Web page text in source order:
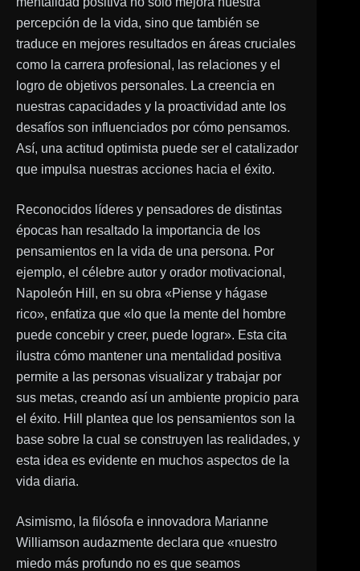
percepción de la vida, sino que también se
traduce en mejores resultados en áreas cruciales
como la carrera profesional, las relaciones y el
logro de objetivos personales. La creencia en
nuestras capacidades y la proactividad ante los
desafíos son influenciados por cómo pensamos.
Así, una actitud optimista puede ser el catalizador
que impulsa nuestras acciones hacia el éxito.
Reconocidos líderes y pensadores de distintas
épocas han resaltado la importancia de los
pensamientos en la vida de una persona. Por
ejemplo, el célebre autor y orador motivacional,
Napoleón Hill, en su obra «Piense y hágase
rico», enfatiza que «lo que la mente del hombre
puede concebir y creer, puede lograr». Esta cita
ilustra cómo mantener una mentalidad positiva
permite a las personas visualizar y trabajar por
sus metas, creando así un ambiente propicio para
el éxito. Hill plantea que los pensamientos son la
base sobre la cual se construyen las realidades, y
esta idea es evidente en muchos aspectos de la
vida diaria.
Asimismo, la filósofa e innovadora Marianne
Williamson audazmente declara que «nuestro
miedo más profundo no es que seamos